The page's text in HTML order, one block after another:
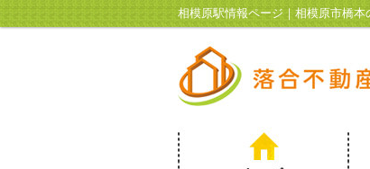
相模原駅情報ページ｜相模原市橋